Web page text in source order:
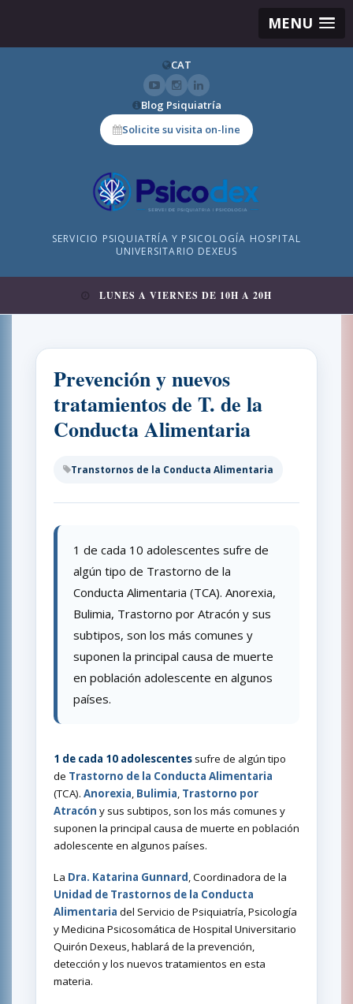
MENU
CAT
Blog Psiquiatría
Solicite su visita on-line
SERVICIO PSIQUIATRÍA Y PSICOLOGÍA HOSPITAL
UNIVERSITARIO DEXEUS
LUNES A VIERNES DE 10H A 20H
Prevención y nuevos
tratamientos de T. de la
Conducta Alimentaria
Transtornos de la Conducta Alimentaria
1 de cada 10 adolescentes sufre de
algún tipo de Trastorno de la
Conducta Alimentaria (TCA). Anorexia,
Bulimia, Trastorno por Atracón y sus
subtipos, son los más comunes y
suponen la principal causa de muerte
en población adolescente en algunos
países.
1 de cada 10 adolescentes sufre de algún tipo
de Trastorno de la Conducta Alimentaria
(TCA). Anorexia, Bulimia, Trastorno por
Atracón y sus subtipos, son los más comunes y
suponen la principal causa de muerte en población
adolescente en algunos países.
La Dra. Katarina Gunnard, Coordinadora de la
Unidad de Trastornos de la Conducta
Alimentaria del Servicio de Psiquiatría, Psicología
y Medicina Psicosomática de Hospital Universitario
Quirón Dexeus, hablará de la prevención,
detección y los nuevos tratamientos en esta
materia.